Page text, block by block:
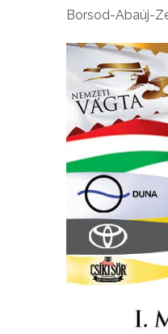
Borsod-Abaúj-